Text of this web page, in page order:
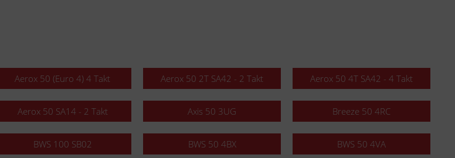
Aerox 50 (Euro 4) 4 Takt Aerox 50 2T SA42 - 2 Takt Aerox 50 4T SA42 - 4 Takt
Aerox 50 SA14 - 2 Takt Axis 50 3UG Breeze 50 4RC
BWS 100 SB02 BWS 50 4BX BWS 50 4VA